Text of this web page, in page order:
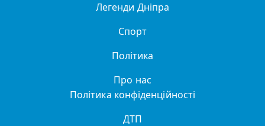
Легенди Дніпра
Спорт
Політика
Про нас
Політика конфіденційності
ДТП